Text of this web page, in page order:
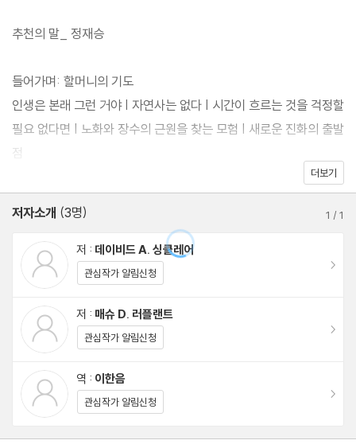
릴 수 있다”는 것이다.
학에 근거해 노화의 단 한 가지 근본 원인을 밝혀낸다. 또 장수 유전
자와 항노화제, 장수 약물에서부터 노화 예방 백신과 세포 재프로그
래밍, 생체표지추적, 맞춤 장기 생산 등 최신 의료 기법, 저아미노산
식단과 저온 노출, 고강도 인터벌 트레이닝 등 라이프스타일 개선법
까지 일상 생활습관과 최첨단 과학 의료 기술을 망라하는 놀랍고 획
기적인 장수의 비법들을 공개한다. 그리고 수명 혁명에 따라 앞으로
예상되는 여러 문제와 대처 방안을 제시한다. 우리 모두가 더 젊고
더 건강하게 더 오래도록 행복하게 살 수 있는 실질적인 방법, 인류
의 미래를 꿰뚫어 보는 통찰이 이 한 권에 모두 담겨 있다.
추천의 말_ 정재승
들어가며: 할머니의 기도
인생은 본래 그런 거야 | 자연사는 없다 | 시간이 흐르는 것을 걱정할
필요 없다면 | 노화와 장수의 근원을 찾는 모험 | 새로운 진화의 출발
점
1장 원시 생물 만세
위대한 생존자 | 모든 것에는 이유가 있다 | 종을 위해 늙어 죽는다
인 | 장수와 활력의 근원, 서투인
2장 혼란에 빠진 피아니스트
노화 유전자는 없다 | 에덴의 효모를 찾아서 | 후성유전체의 독주회
| 노화의 정보 이론 | 모두 같은 생명 나무의 열매들 | 우리 삶의 후성
유전적 경관 | 노화 역전의 시대가 온다
더보기
저자소개 (3명) 1 /1
저 : 데이비드 A. 싱클레어
관심작가 알림신청
저 : 매슈 D. 러플랜트
관심작가 알림신청
역 : 이한음
관심작가 알림신청